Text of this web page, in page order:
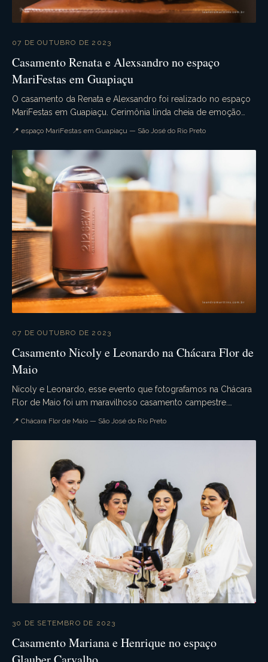
07 DE OUTUBRO DE 2023
Casamento Renata e Alexsandro no espaço
MariFestas em Guapiaçu
O casamento da Renata e Alexsandro foi realizado no espaço
MariFestas em Guapiaçu. Cerimônia linda cheia de emoção
📍 espaço MariFestas em Guapiaçu — São José do Rio Preto
07 DE OUTUBRO DE 2023
Casamento Nicoly e Leonardo na Chácara Flor de
Maio
Nicoly e Leonardo, esse evento que fotografamos na Chácara
Flor de Maio foi um maravilhoso casamento campestre.
📍 Chácara Flor de Maio — São José do Rio Preto
30 DE SETEMBRO DE 2023
Casamento Mariana e Henrique no espaço